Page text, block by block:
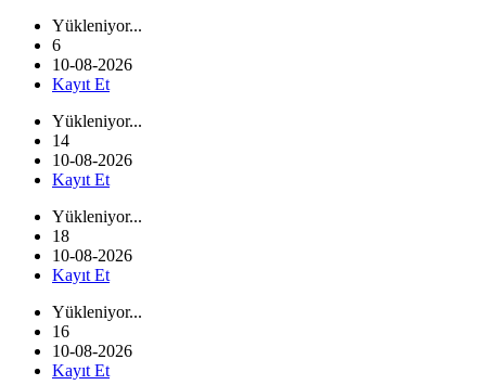
Yükleniyor...
6
10-08-2026
Kayıt Et
Yükleniyor...
14
10-08-2026
Kayıt Et
Yükleniyor...
18
10-08-2026
Kayıt Et
Yükleniyor...
16
10-08-2026
Kayıt Et